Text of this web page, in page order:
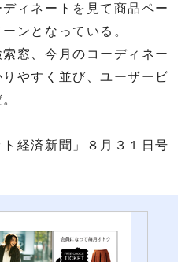
ィネートを見て商品ペー
ンとなっている。
窓、今月のコーディネー
りやすく並び、ユーザービ
ト経済新聞」８月３１日号